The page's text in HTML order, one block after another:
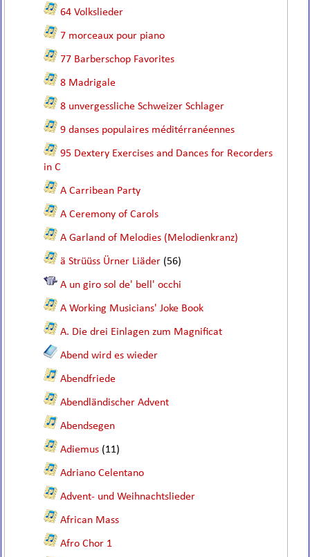
64 Volkslieder
7 morceaux pour piano
77 Barberschop Favorites
8 Madrigale
8 unvergessliche Schweizer Schlager
9 danses populaires méditérranéennes
95 Dextery Exercises and Dances for Recorders
in C
A Carribean Party
A Ceremony of Carols
A Garland of Melodies (Melodienkranz)
ä Strüüss Ürner Liäder (56)
A un giro sol de' bell' occhi
A Working Musicians' Joke Book
A. Die drei Einlagen zum Magnificat
Abend wird es wieder
Abendfriede
Abendländischer Advent
Abendsegen
Adiemus (11)
Adriano Celentano
Advent- und Weihnachtslieder
African Mass
Afro Chor 1